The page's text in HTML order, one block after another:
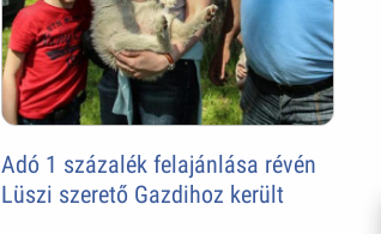
Adó 1 százalék felajánlása révén
Lüszi szerető Gazdihoz került